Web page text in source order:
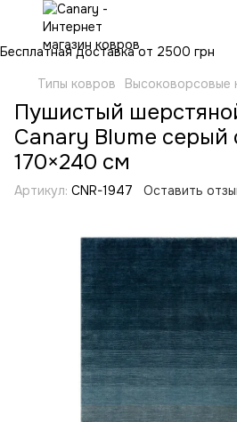
Бесплатная доставка от 2500 грн
Типы ковров
Высоковорсовые
Пушистый
Canary Blume серый
170×240 см
Артикул: CNR-1947 Оставить